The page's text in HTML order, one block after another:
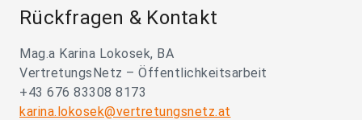
Rückfragen & Kontakt
Mag.a Karina Lokosek, BA
VertretungsNetz – Öffentlichkeitsarbeit
+43 676 83308 8173
karina.lokosek@vertretungsnetz.at